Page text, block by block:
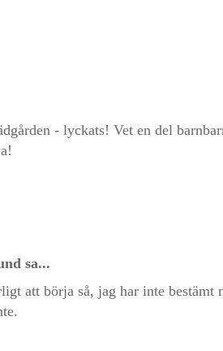
- lyckats! Vet en del
sa...
att börja så, jag har inte bestämt